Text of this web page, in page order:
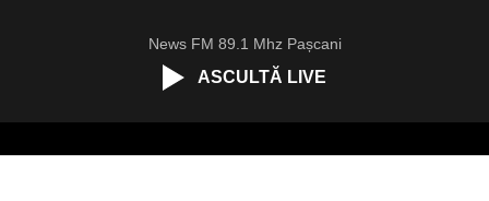
News FM 89.1 Mhz Pașcani
ASCULTĂ LIVE